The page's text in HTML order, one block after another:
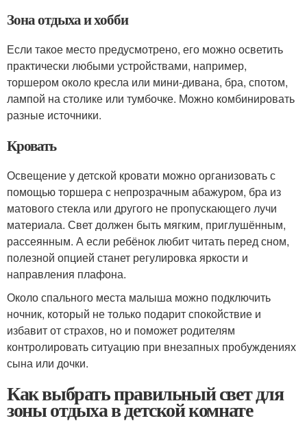
Зона отдыха и хобби
Если такое место предусмотрено, его можно осветить
практически любыми устройствами, например,
торшером около кресла или мини-дивана, бра, спотом,
лампой на столике или тумбочке. Можно комбинировать
разные источники.
Кровать
Освещение у детской кровати можно организовать с
помощью торшера с непрозрачным абажуром, бра из
матового стекла или другого не пропускающего лучи
материала. Свет должен быть мягким, приглушённым,
рассеянным. А если ребёнок любит читать перед сном,
полезной опцией станет регулировка яркости и
направления плафона.
Около спального места малыша можно подключить
ночник, который не только подарит спокойствие и
избавит от страхов, но и поможет родителям
контролировать ситуацию при внезапных пробуждениях
сына или дочки.
Как выбрать правильный свет для
зоны отдыха в детской комнате